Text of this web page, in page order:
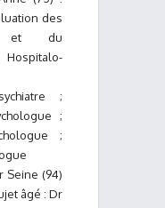
des
et du
;
;
;
Seine (94)
âgé : Dr